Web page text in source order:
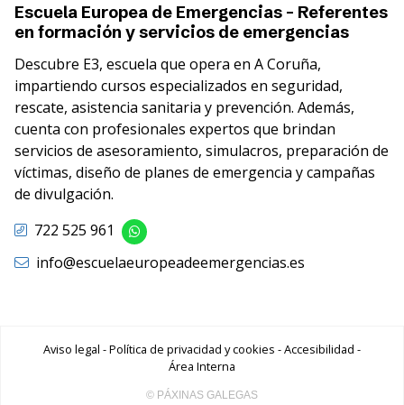
Escuela Europea de Emergencias - Referentes
en formación y servicios de emergencias
Descubre E3, escuela que opera en A Coruña,
impartiendo cursos especializados en seguridad,
rescate, asistencia sanitaria y prevención. Además,
cuenta con profesionales expertos que brindan
servicios de asesoramiento, simulacros, preparación de
víctimas, diseño de planes de emergencia y campañas
de divulgación.
722 525 961
info@escuelaeuropeadeemergencias.es
Aviso legal -Política de privacidad y cookies -Accesibilidad -
Área Interna
© PÁXINAS GALEGAS